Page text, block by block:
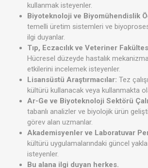
kullanmak isteyenler.
Biyoteknoloji ve Biyomühendislik
temelli üretim sistemleri ve
ilgi duyanlar.
Tıp, Eczacılık ve Veteriner
Hücresel düzeyde hastalık
etkilerini incelemek isteyenler.
Lisansüstü Araştırmacılar: Tez
kültürü kullanacak veya kullanmakta
Ar-Ge ve Biyoteknoloji Sektörü
tabanlı analizler ve biyolojik ürün
görev alan uzmanlar.
Akademisyenler ve Laboratuvar
kültürü uygulamalarındaki güncel
isteyenler.
Bu alana ilgi duyan herkes.